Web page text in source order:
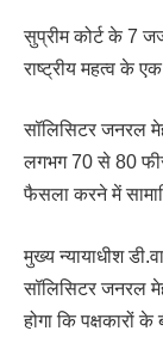
सुप्रीम कोर्ट के 7
राष्ट्रीय महत्व के
सॉलिसिटर जनरल
लगभग 70 से 80
फैसला करने में
मुख्य न्यायाधीश
सॉलिसिटर जनरल
होगा कि पक्षकारों